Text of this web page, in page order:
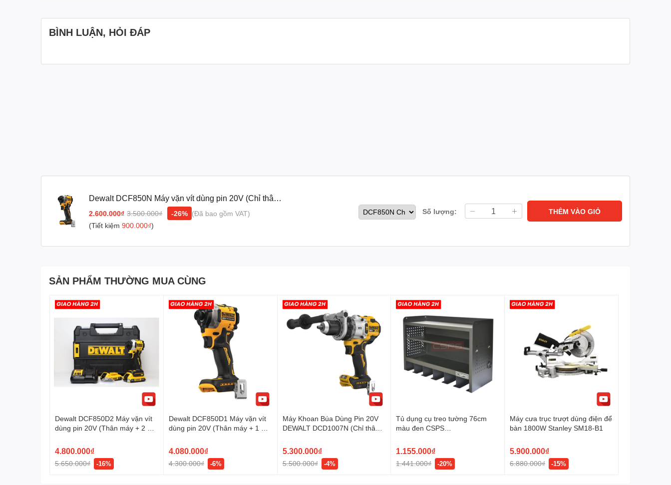
BÌNH LUẬN, HỎI ĐÁP
Dewalt DCF850N Máy vặn vít dùng pin 20V (Chỉ thân
máy, không gồm pin sạc)
2.600.000₫ 3.500.000₫ -26% (Đã bao gồm VAT)
(Tiết kiệm900.000₫)
Số lượng: THÊM VÀO GIỎ
SẢN PHẨM THƯỜNG MUA CÙNG
Dewalt DCF850D2 Máy vặn vít
dùng pin 20V (Thân máy + 2 Pin
Túi vải)
4.800.000₫
5.650.000₫ -16%
Dewalt DCF850D1 Máy vặn vít
dùng pin 20V (Thân máy + 1 Pin
Túi vải)
4.080.000₫
4.300.000₫ -6%
Máy Khoan Búa Dùng Pin 20V
DEWALT DCD1007N (Chỉ thân
5.300.000₫
5.500.000₫ -4%
Tủ dụng cụ treo tường 76cm
màu đen CSPS
1.155.000₫
1.441.000₫ -20%
Máy cưa trục trượt dùng điện để
bàn 1800W Stanley SM18-B1
5.900.000₫
6.880.000₫ -15%